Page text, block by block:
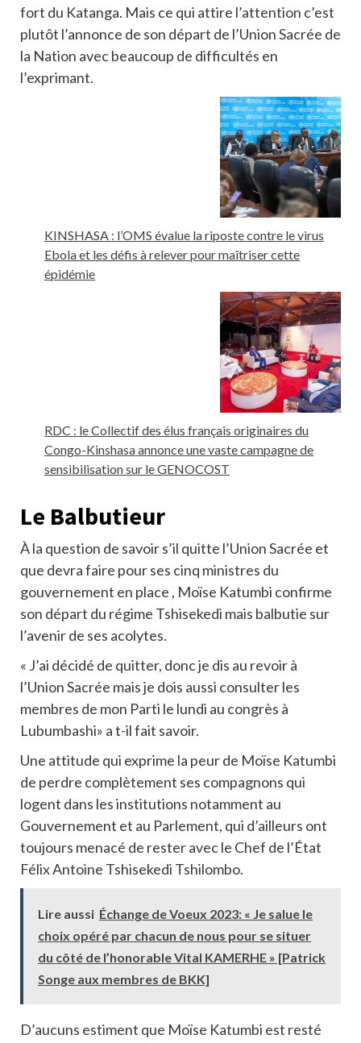
fort du Katanga. Mais ce qui attire l’attention c’est
plutôt l’annonce de son départ de l’Union Sacrée de
la Nation avec beaucoup de difficultés en
l’exprimant.
KINSHASA : l’OMS évalue la riposte contre le virus
Ebola et les défis à relever pour maîtriser cette
épidémie
RDC : le Collectif des élus français originaires du
Congo-Kinshasa annonce une vaste campagne de
sensibilisation sur le GENOCOST
Le Balbutieur
À la question de savoir s’il quitte l’Union Sacrée et
que devra faire pour ses cinq ministres du
gouvernement en place , Moïse Katumbi confirme
son départ du régime Tshisekedi mais balbutie sur
l’avenir de ses acolytes.
« J’ai décidé de quitter, donc je dis au revoir à
l’Union Sacrée mais je dois aussi consulter les
membres de mon Parti le lundi au congrès à
Lubumbashi» a t-il fait savoir.
Une attitude qui exprime la peur de Moïse Katumbi
de perdre complètement ses compagnons qui
logent dans les institutions notamment au
Gouvernement et au Parlement, qui d’ailleurs ont
toujours menacé de rester avec le Chef de l’État
Félix Antoine Tshisekedi Tshilombo.
Lire aussi Échange de Voeux 2023: « Je salue le
choix opéré par chacun de nous pour se situer
du côté de l’honorable Vital KAMERHE » [Patrick
Songe aux membres de BKK]
D’aucuns estiment que Moïse Katumbi est resté